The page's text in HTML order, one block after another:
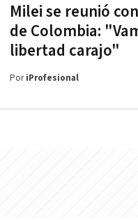
Milei se reunió
de Colombia:
libertad carajo"
PoriProfesional